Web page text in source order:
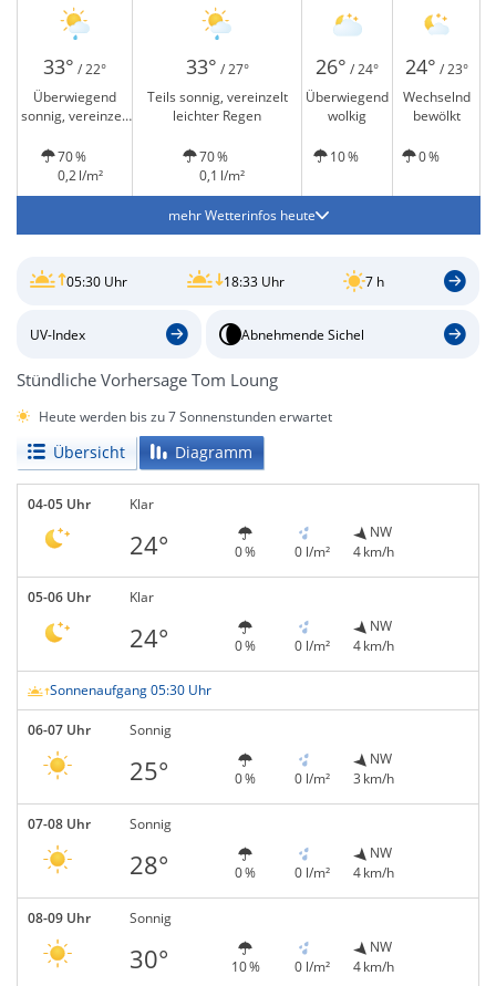
33° / 22° 33° / 27° 26° / 24° 24° / 23°
Überwiegend
sonnig, vereinzelt
Teils sonnig, vereinzelt
leichter Regen
Überwiegend
wolkig
Wechselnd
bewölkt
70 %
0,2 l/m²
70 %
0,1 l/m²
10 % 0 %
mehr Wetterinfos heute
05:30 Uhr 18:33 Uhr 7 h
UV-Index Abnehmende Sichel
Stündliche Vorhersage Tom Loung
Heute werden bis zu 7 Sonnenstunden erwartet
Übersicht Diagramm
04-05 Uhr Klar
24° 0 % 0 l/m²
NW
4 km/h
05-06 Uhr Klar
24° 0 % 0 l/m²
NW
4 km/h
Sonnenaufgang 05:30 Uhr
06-07 Uhr Sonnig
25° 0 % 0 l/m²
NW
3 km/h
07-08 Uhr Sonnig
28° 0 % 0 l/m²
NW
4 km/h
08-09 Uhr Sonnig
30° 10 % 0 l/m²
NW
4 km/h